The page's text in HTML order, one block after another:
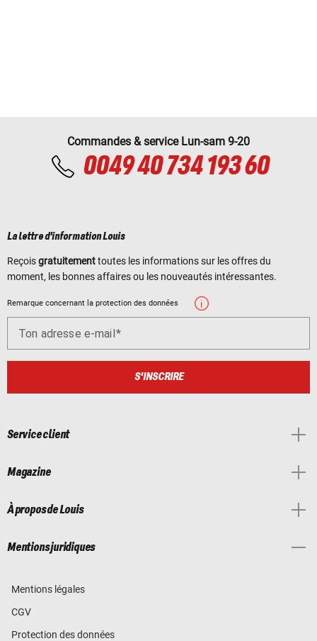
Commandes & service Lun-sam 9-20
0049 40 734 193 60
La lettre d'information Louis
Reçoisgratuitementtoutes les informations sur les offres du
moment, les bonnes affaires ou les nouveautés intéressantes.
Remarque concernant la protection des données
Ton adresse e-mail
S'INSCRIRE
Service client
Magazine
À propos de Louis
Mentions juridiques
Mentions légales
CGV
Protection des données